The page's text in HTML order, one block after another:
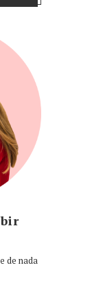
de nada